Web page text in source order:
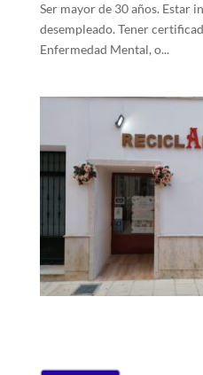
Ser mayor de 30 años. Estar
desempleado. Tener
Enfermedad Mental, o...